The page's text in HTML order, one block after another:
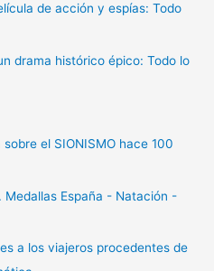
de acción y espías: Todo
drama histórico épico: Todo lo
el SIONISMO hace 100
Medallas España - Natación -
a los viajeros procedentes de